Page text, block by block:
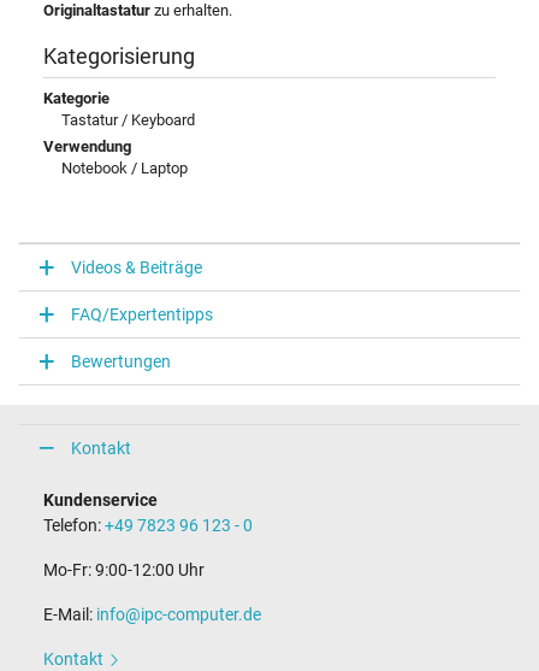
Originaltastatur zu erhalten.
Kategorisierung
Kategorie
Tastatur / Keyboard
Verwendung
Notebook / Laptop
Videos & Beiträge
FAQ/Expertentipps
Bewertungen
Kontakt
Kundenservice
Telefon:+49 7823 96 123 - 0
Mo-Fr: 9:00-12:00 Uhr
E-Mail: info@ipc-computer.de
Kontakt